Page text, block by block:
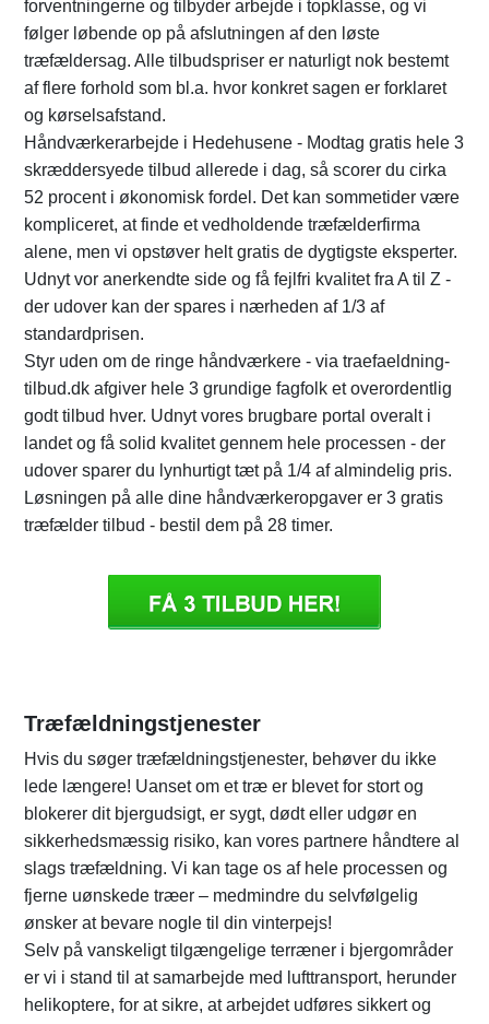
forventningerne og tilbyder arbejde i topklasse, og vi
følger løbende op på afslutningen af den løste
træfældersag. Alle tilbudspriser er naturligt nok bestemt
af flere forhold som bl.a. hvor konkret sagen er forklaret
og kørselsafstand.
Håndværkerarbejde i Hedehusene - Modtag gratis hele 3
skræddersyede tilbud allerede i dag, så scorer du cirka
52 procent i økonomisk fordel. Det kan sommetider være
kompliceret, at finde et vedholdende træfælderfirma
alene, men vi opstøver helt gratis de dygtigste eksperter.
Udnyt vor anerkendte side og få fejlfri kvalitet fra A til Z -
der udover kan der spares i nærheden af 1/3 af
standardprisen.
Styr uden om de ringe håndværkere - via traefaeldning-
tilbud.dk afgiver hele 3 grundige fagfolk et overordentlig
godt tilbud hver. Udnyt vores brugbare portal overalt i
landet og få solid kvalitet gennem hele processen - der
udover sparer du lynhurtigt tæt på 1/4 af almindelig pris.
Løsningen på alle dine håndværkeropgaver er 3 gratis
træfælder tilbud - bestil dem på 28 timer.
Træfældningstjenester
Hvis du søger træfældningstjenester, behøver du ikke
lede længere! Uanset om et træ er blevet for stort og
blokerer dit bjergudsigt, er sygt, dødt eller udgør en
sikkerhedsmæssig risiko, kan vores partnere håndtere al
slags træfældning. Vi kan tage os af hele processen og
fjerne uønskede træer – medmindre du selvfølgelig
ønsker at bevare nogle til din vinterpejs!
Selv på vanskeligt tilgængelige terræner i bjergområder
er vi i stand til at samarbejde med lufttransport, herunder
helikoptere, for at sikre, at arbejdet udføres sikkert og